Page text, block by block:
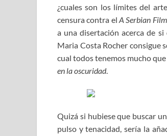
¿cuales son los límites del
censura contra elA Serbian Film
a una disertación acerca de
Maria Costa Rocher consigue
cual todos tenemos mucho
en la oscuridad.
Quizá si hubiese que buscar
pulso y tenacidad, sería la